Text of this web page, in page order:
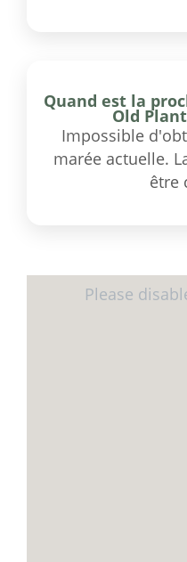
Quand est la
Old
Impossible
marée actuelle.
être